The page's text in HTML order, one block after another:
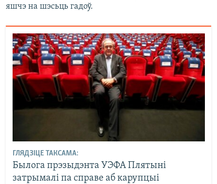
яшчэ на шэсьць гадоў.
ГЛЯДЗІЦЕ ТАКСАМА:
Былога прэзыдэнта УЭФА Плятыні
затрымалі па справе аб карупцыі